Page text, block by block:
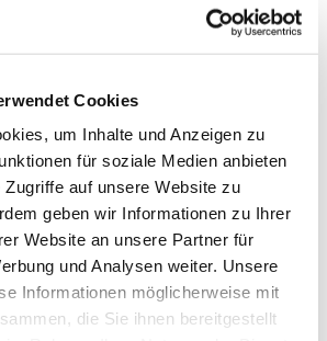
Cookies
um Inhalte und Anzeigen zu
für soziale Medien anbieten
auf unsere Website zu
geben wir Informationen zu Ihrer
Website an unsere Partner für
und Analysen weiter. Unsere
Informationen möglicherweise mit
die Sie ihnen bereitgestellt
1, 18528 Bergen auf